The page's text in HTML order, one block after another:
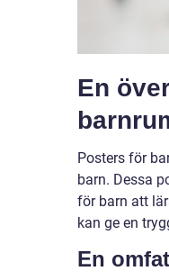
En
Posters för
barn. Dessa
för barn att
kan ge en
En